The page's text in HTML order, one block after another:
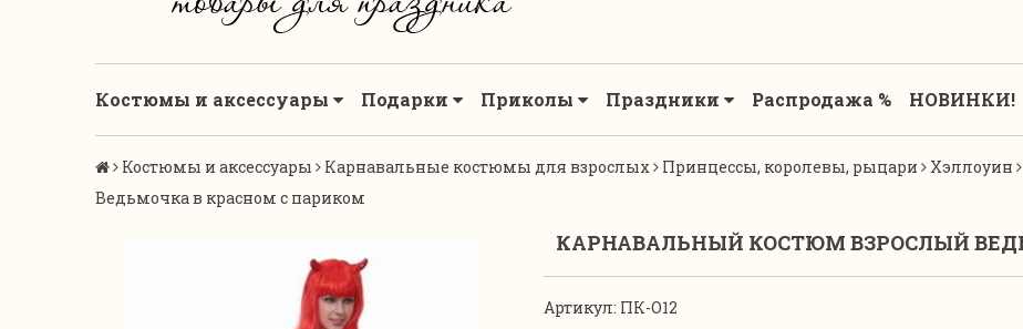
Костюмы и аксессуары Подарки Приколы Праздники Распродажа % НОВИНКИ!
Костюмы и аксессуары Карнавальные костюмы для взрослых Принцессы, королевы, рыцари Хэллоуин
Ведьмочка в красном с париком
КАРНАВАЛЬНЫЙ КОСТЮМ ВЗРОСЛЫЙ
Артикул: ПК-О12